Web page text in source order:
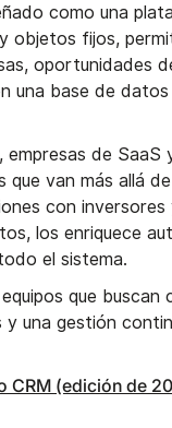
como una
objetos fijos,
oportunidades
una base de
de
que van más allá
con
los enriquece
el sistema.
que buscan
una gestión
CRM (edición de